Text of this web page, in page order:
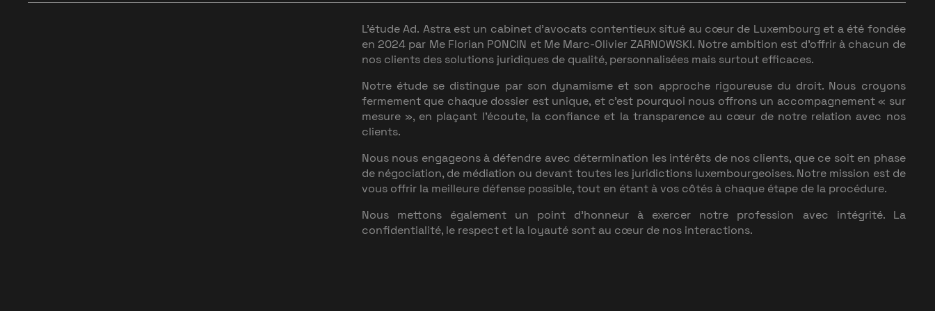
L’étude Ad. Astra est un cabinet d'avocats contentieux situé au cœur de Luxembourg et a été fondée
en 2024 par Me Florian PONCIN et Me Marc-Olivier ZARNOWSKI. Notre ambition est d’offrir à chacun de
nos clients des solutions juridiques de qualité, personnalisées mais surtout efficaces.
Notre étude se distingue par son dynamisme et son approche rigoureuse du droit. Nous croyons
fermement que chaque dossier est unique, et c'est pourquoi nous offrons un accompagnement « sur
mesure », en plaçant l'écoute, la confiance et la transparence au cœur de notre relation avec nos
clients.
Nous nous engageons à défendre avec détermination les intérêts de nos clients, que ce soit en phase
de négociation, de médiation ou devant toutes les juridictions luxembourgeoises. Notre mission est de
vous offrir la meilleure défense possible, tout en étant à vos côtés à chaque étape de la procédure.
Nous mettons également un point d’honneur à exercer notre profession avec intégrité. La
confidentialité, le respect et la loyauté sont au cœur de nos interactions.